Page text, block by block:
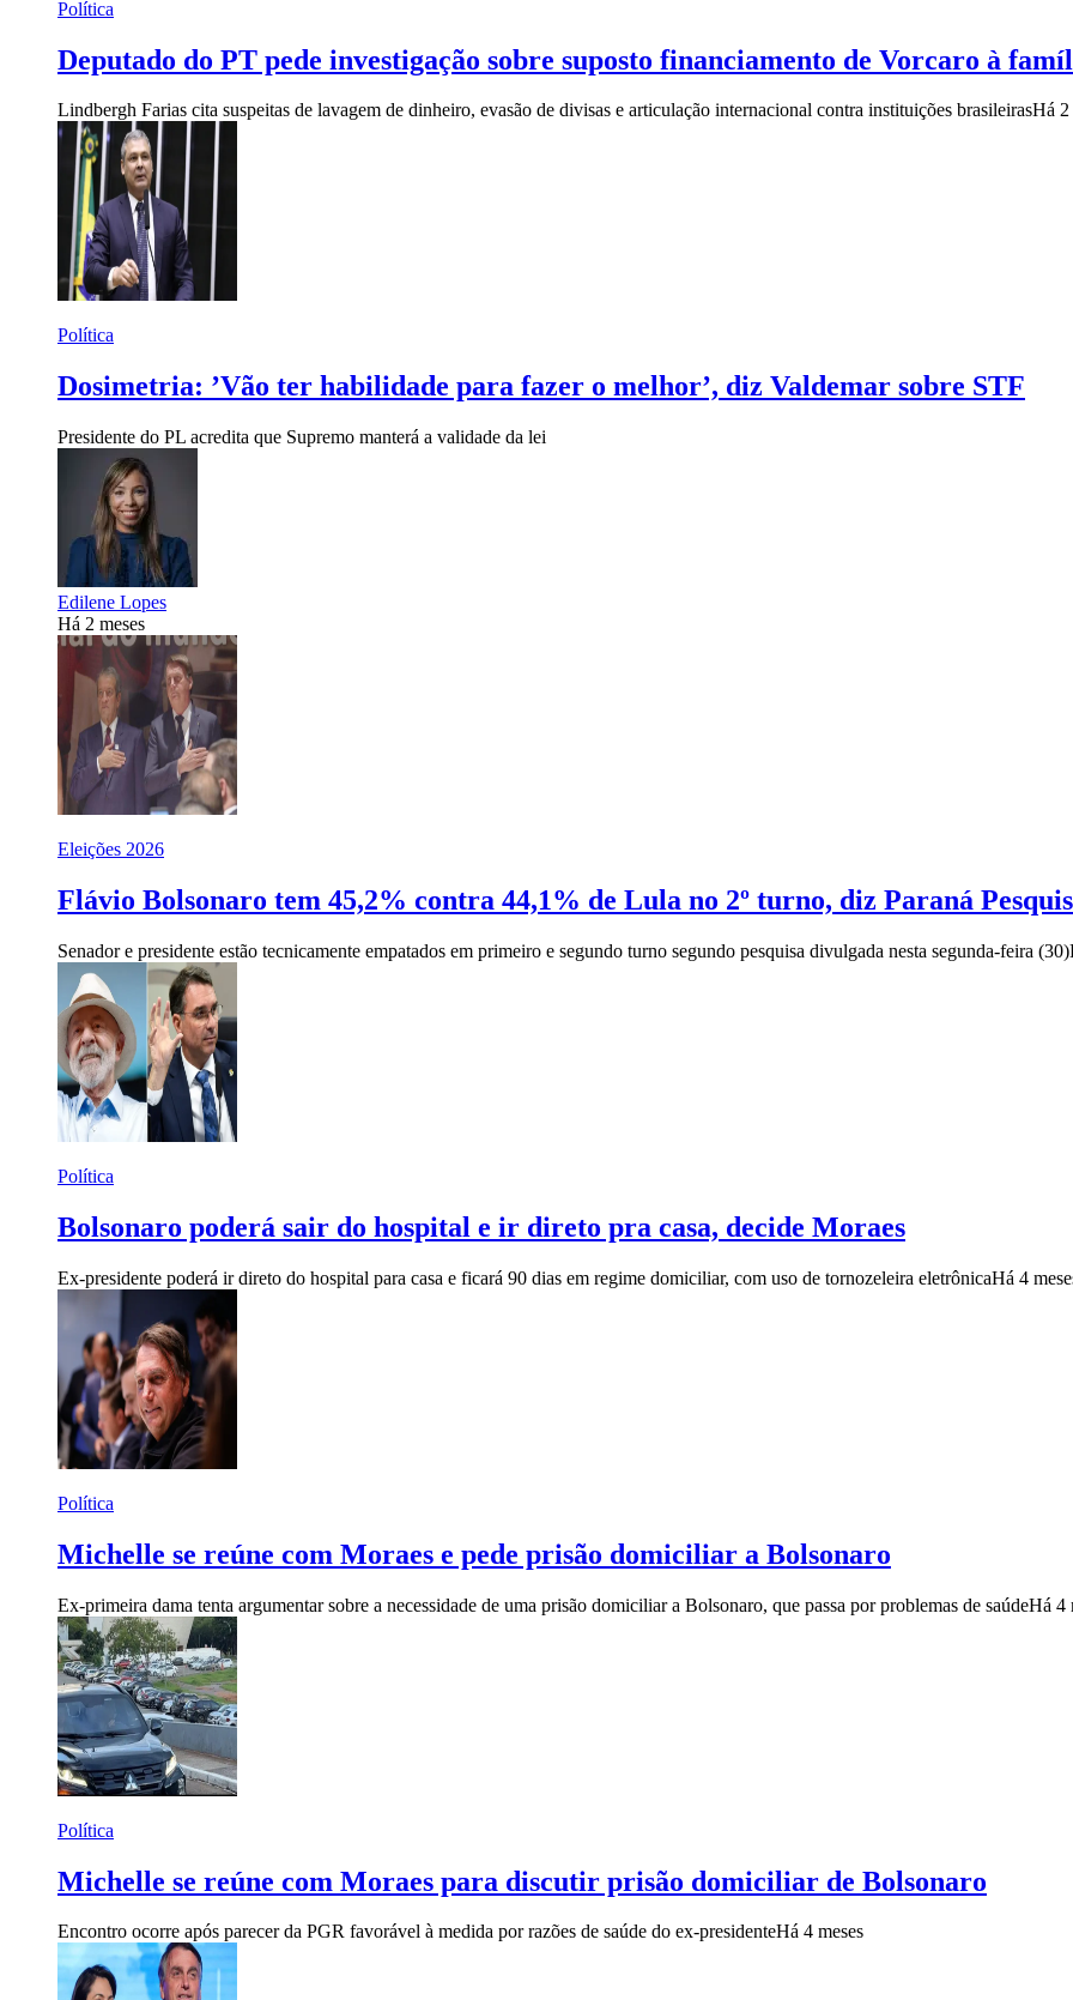
Política
Deputado do PT pede investigação sobre suposto financiamento de Vorcaro à
Lindbergh Farias cita suspeitas de lavagem de dinheiro, evasão de divisas e articulação internacional contra instituições brasileirasHá 2
Política
Dosimetria: ’Vão ter habilidade para fazer o melhor’, diz Valdemar sobre STF
Presidente do PL acredita que Supremo manterá a validade da lei
Edilene Lopes
Há 2 meses
Eleições 2026
Flávio Bolsonaro tem 45,2% contra 44,1% de Lula no 2º turno, diz Paraná
Senador e presidente estão tecnicamente empatados em primeiro e segundo turno segundo pesquisa divulgada nesta segunda-feira (30)
Política
Bolsonaro poderá sair do hospital e ir direto pra casa, decide Moraes
Ex-presidente poderá ir direto do hospital para casa e ficará 90 dias em regime domiciliar, com uso de tornozeleira eletrônicaHá 4
Política
Michelle se reúne com Moraes e pede prisão domiciliar a Bolsonaro
Ex-primeira dama tenta argumentar sobre a necessidade de uma prisão domiciliar a Bolsonaro, que passa por problemas de saúdeHá 4
Política
Michelle se reúne com Moraes para discutir prisão domiciliar de Bolsonaro
Encontro ocorre após parecer da PGR favorável à medida por razões de saúde do ex-presidenteHá 4 meses